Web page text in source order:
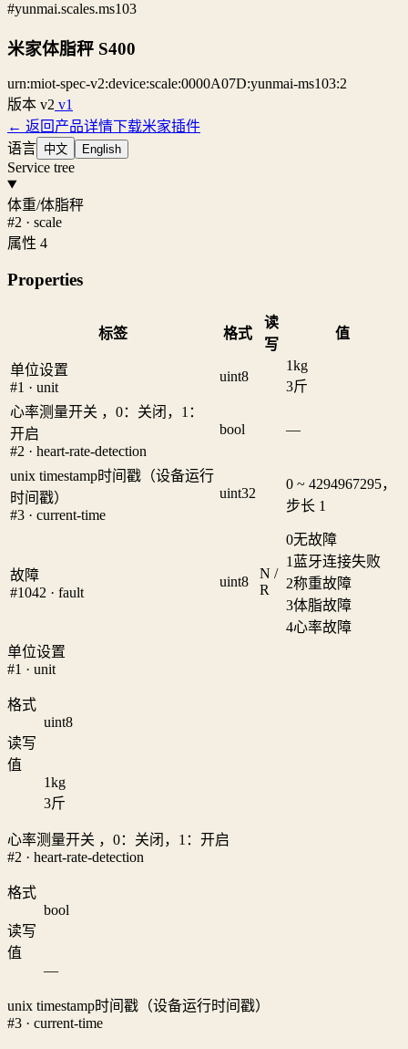
#yunmai.scales.ms103
米家体脂秤 S400
urn:miot-spec-v2:device:scale:0000A07D:yunmai-ms103:2
版本 v2 v1
← 返回产品详情下载米家插件
语言 中文 English
Service tree
体重/体脂秤
#2 · scale
属性 4
Properties
标签 格式
读
写
值
单位设置
#1 · unit
uint8
1kg
3斤
心率测量开关 ，0：关闭，1：
开启
#2 · heart-rate-detection
bool —
unix timestamp时间戳（设备运行
时间戳）
#3 · current-time
uint32
0 ~ 4294967295，
步长 1
故障
#1042 · fault
uint8
N /
R
0无故障
1 蓝牙连接失败
2称重故障
3体脂故障
4心率故障
单位设置
#1 · unit
格式
uint8
读写
值
1kg
3斤
心率测量开关 ，0：关闭，1：开启
#2 · heart-rate-detection
格式
bool
读写
值
—
unix timestamp时间戳（设备运行时间戳）
#3 · current-time